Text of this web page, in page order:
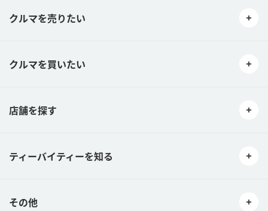
クルマを売りたい
クルマを買いたい
店舗を探す
ティーバイティーを知る
その他